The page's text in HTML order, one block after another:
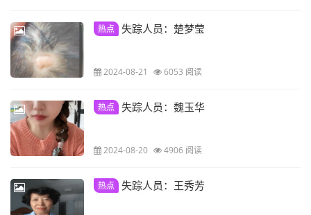
热点 失踪人员：楚梦莹
2024-08-21 6053 阅读
热点 失踪人员：魏玉华
2024-08-20 4906 阅读
热点 失踪人员：王秀芳